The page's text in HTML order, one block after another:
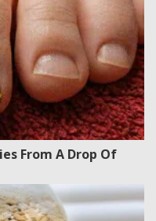
From A Drop Of